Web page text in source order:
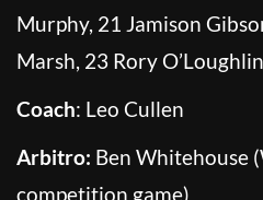
Murphy, 21 Jamison
Marsh, 23 Rory O’Loughlin
Coach: Leo Cullen
Arbitro: Ben Whitehouse
competition game)